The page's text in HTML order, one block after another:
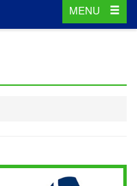
Toggle
navigation
MENU